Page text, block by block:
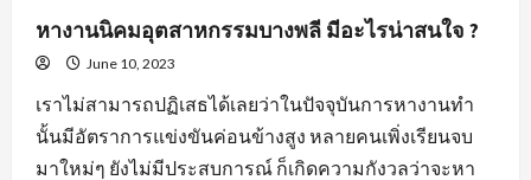
หางานนิคมอุตสาหกรรมบางพลี มีอะไรน่าสนใจ ?
June 10, 2023
เราไม่สามารถปฏิเสธได้เลยว่าในปัจจุบันการหางานทำ
นั้นมีอัตราการแข่งขันค่อนข้างสูง หลายคนเพิ่งเรียนจบ
มาใหม่ๆ ยังไม่มีประสบการณ์ ก็เกิดความกังวลว่าจะหา